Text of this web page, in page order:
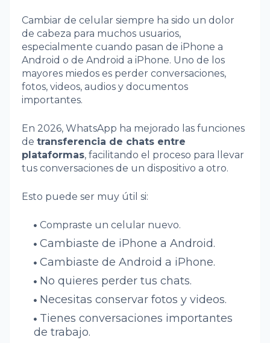
Cambiar de celular siempre ha sido un dolor
de cabeza para muchos usuarios,
especialmente cuando pasan de iPhone a
Android o de Android a iPhone. Uno de los
mayores miedos es perder conversaciones,
fotos, videos, audios y documentos
importantes.
En 2026, WhatsApp ha mejorado las funciones
de transferencia de chats entre
plataformas, facilitando el proceso para llevar
tus conversaciones de un dispositivo a otro.
Esto puede ser muy útil si:
Compraste un celular nuevo.
Cambiaste de iPhone a Android.
Cambiaste de Android a iPhone.
No quieres perder tus chats.
Necesitas conservar fotos y videos.
Tienes conversaciones importantes
de trabajo.